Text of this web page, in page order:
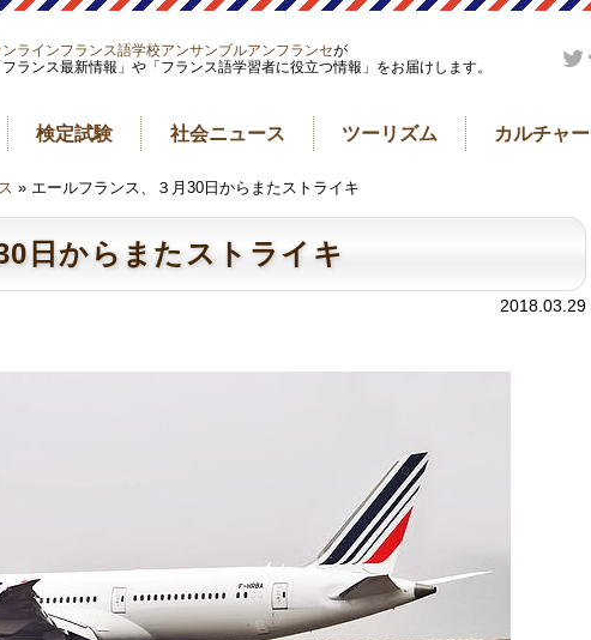
ンラインフランス語学校アンサンブルアンフランセが
フランス最新情報」や「フランス語学習者に役立つ情報」をお届けします。
検定試験 社会ニュース ツーリズム カルチャー
» エールフランス、３月30日からまたストライキ
日からまたストライキ
2018.03.29